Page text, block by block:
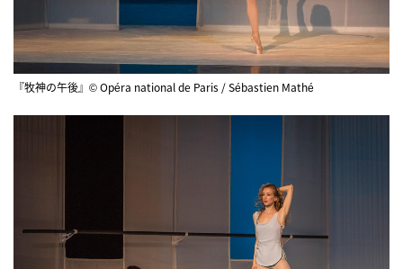
『牧神の午後』© Opéra national de Paris / Sébastien Mathé